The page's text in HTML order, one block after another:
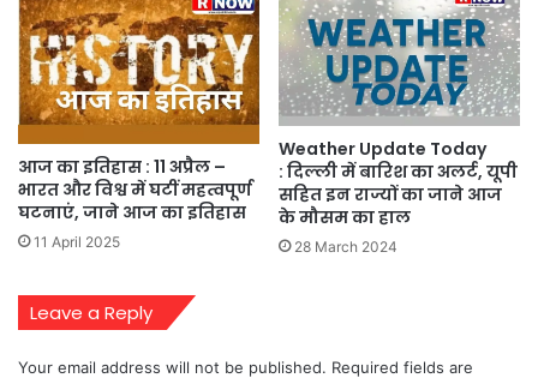
आज का इतिहास : 11 अप्रैल –
भारत और विश्व में घटीं महत्वपूर्ण
घटनाएं, जाने आज का इतिहास
11 April 2025
Weather Update Today
: दिल्ली में बारिश का अलर्ट, यूपी
सहित इन राज्यों का जाने आज
के मौसम का हाल
28 March 2024
Leave a Reply
Your email address will not be published. Required fields are